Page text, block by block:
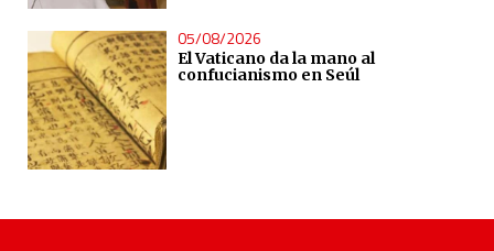
05/08/2026
El Vaticano da la mano al
confucianismo en Seúl